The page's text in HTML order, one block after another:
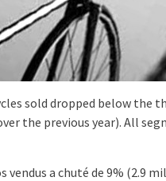
sold dropped below the
the previous year). All
vendus a chuté de 9% (2.9